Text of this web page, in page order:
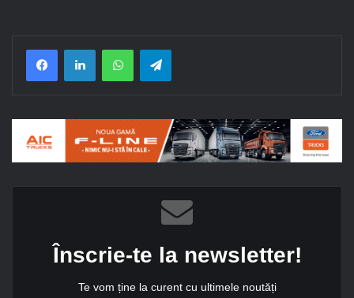
Înscrie-te la newsletter!
Te vom ține la curent cu ultimele noutăți